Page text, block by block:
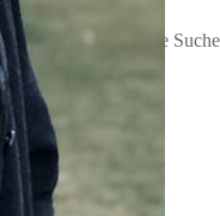
Sie Enter, um die